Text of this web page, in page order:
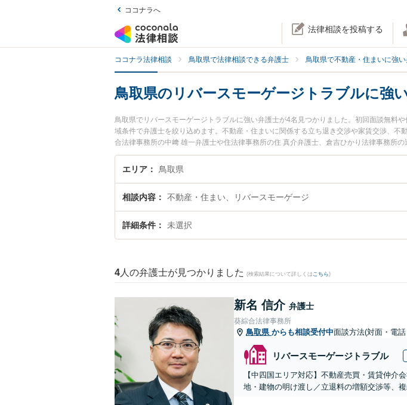
ココナラへ
法律相談を投稿する
ココナラ法律相談 鳥取県で法律相談できる弁護士 鳥取県で不動産・住まいに強
鳥取県のリバースモーゲージトラブルに強
鳥取県でリバースモーゲージトラブルに強い弁護士が4名見つかりました。初回面談無料
域条件で弁護士を絞り込めます。不動産・住まいに関係する立ち退き交渉や家賃交渉、
合法律事務所の中﨑 雄一弁護士や住法律事務所の住 真介弁護士、倉吉ひかり法律事務所
取県で土日や夜間に発生したリバースモーゲージトラブルのトラブルを今すぐに弁護士
検索したい』『初回相談無料でリバースモーゲージトラブルを法律相談できる鳥取県内
エリア 鳥取県
相談内容 不動産・住まい、リバースモーゲージ
詳細条件 未選択
4 人の弁護士が見つかりました (検索結果について詳しくは こちら)
新名 信介 弁護士
葵綜合法律事務所
鳥取県 からも相談受付中面談方法(対面・電
リバースモーゲージトラブル
【中四国エリア対応】不動産売買・賃貸仲介
地・建物の明け渡し／立退料の増額交渉等、